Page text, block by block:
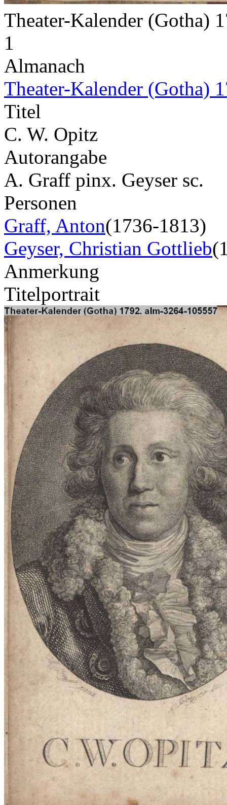
Theater-Kalender (Gotha)
1
Almanach
Theater-Kalender (Gotha)
Titel
C. W. Opitz
Autorangabe
A. Graff pinx. Geyser sc.
Personen
Graff, Anton(1736-1813)
Geyser, Christian Gottlieb
Anmerkung
Titelportrait